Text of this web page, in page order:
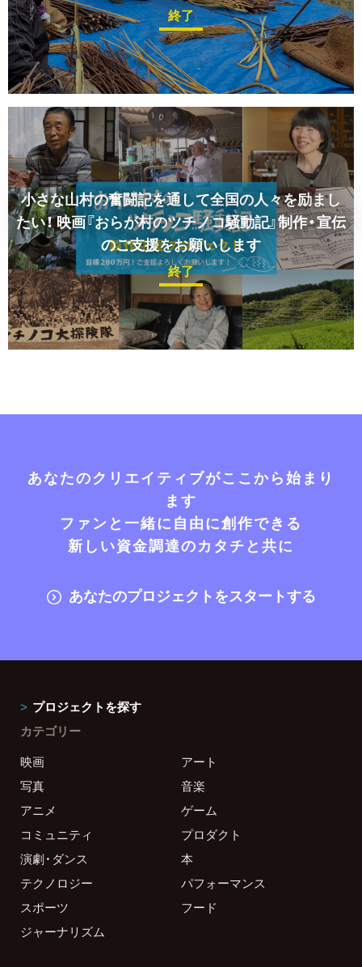
終了
小さな山村の奮闘記を通して全国の人々を励まし
たい！映画『おらが村のツチノコ騒動記』制作・宣伝
のご支援をお願いします
終了
あなたのクリエイティブがここから始まり
ます
ファンと一緒に自由に創作できる
新しい資金調達のカタチと共に
あなたのプロジェクトをスタートする
プロジェクトを探す
カテゴリー
映画
アート
写真
音楽
アニメ
ゲーム
コミュニティ
プロダクト
演劇・ダンス
本
テクノロジー
パフォーマンス
スポーツ
フード
ジャーナリズム